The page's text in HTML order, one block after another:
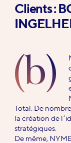
Clients :
(b)
Total. De
la création de
stratégiques.
De même,